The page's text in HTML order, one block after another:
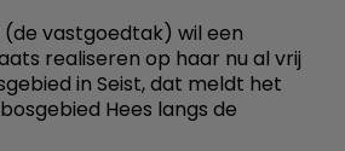
(de vastgoedtak) wil een
realiseren op haar nu al vrij
in Seist, dat meldt het
Hees langs de